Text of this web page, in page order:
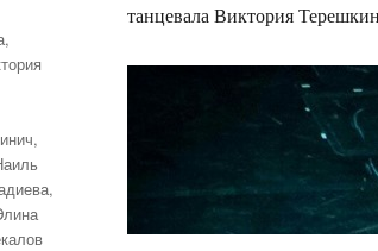
танцевала Виктория
,
,
,